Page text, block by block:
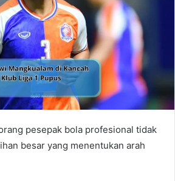
pesepak bola profesional tidak
besar yang menentukan arah